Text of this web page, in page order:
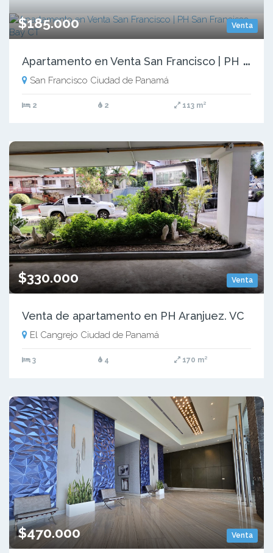
Venta
$185.000
A
partamento en Venta San Francisco | PH San Francisco Bay CT
San Francisco Ciudad de Panamá
2 2 113 m²
Venta
$330.000
Venta de apartamento en PH Aranjuez. VC
El Cangrejo Ciudad de Panamá
3 4 170 m²
Venta
$470.000